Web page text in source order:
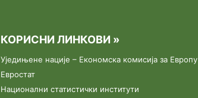
КОРИСНИ ЛИНКОВИ »
Уједињене нације – Економска комисија за Европу
Евростат
Национални статистички институти